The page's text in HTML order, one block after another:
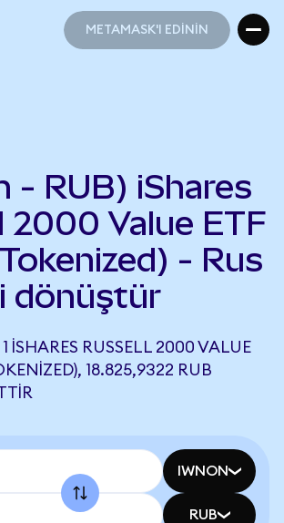
METAMASK'I EDİNİN
- RUB) iShares
2000 Value ETF
- Rus
dönüştür
ISHARES RUSSELL 2000 VALUE
18.825,9322 RUB
IWNON
RUB